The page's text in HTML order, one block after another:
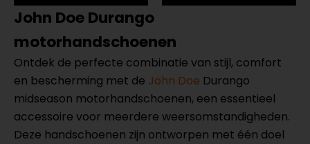
John Doe Durango
motorhandschoenen
Ontdek de perfecte combinatie van stijl, comfort
en bescherming met de John Doe Durango
midseason motorhandschoenen, een essentieel
accessoire voor meerdere weersomstandigheden.
Deze handschoenen zijn ontworpen met één doel